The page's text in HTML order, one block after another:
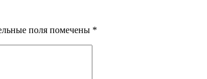
поля помечены *